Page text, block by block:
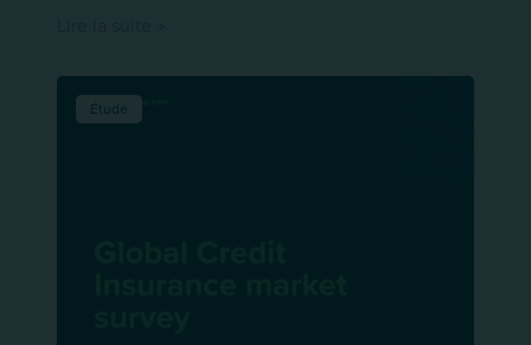
Étude